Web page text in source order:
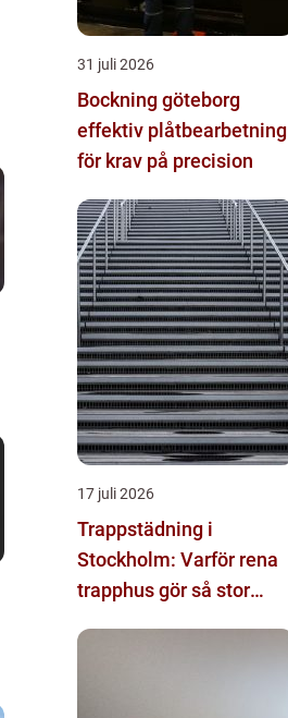
31 juli 2026
Bockning göteborg
effektiv plåtbearbetning
för krav på precision
17 juli 2026
Trappstädning i
Stockholm: Varför rena
trapphus gör så stor